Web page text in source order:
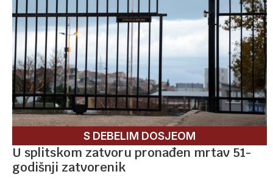
S DEBELIM DOSJEOM
U splitskom zatvoru pronađen mrtav 51-
godišnji zatvorenik